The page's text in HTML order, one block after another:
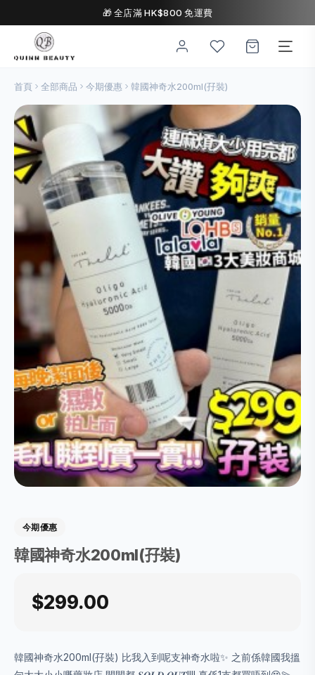
🎁 全店滿 HK$800 免運費
首頁 全部商品 今期優惠 韓國神奇水200ml(孖裝)
今期優惠
韓國神奇水200ml(孖裝)
$299.00
韓國神奇水200ml(孖裝) 比我入到呢支神奇水啦✨ 之前係韓國我搵